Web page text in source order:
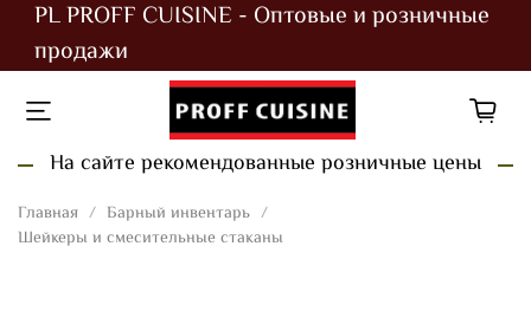
PL PROFF CUISINE - Оптовые и розничные
продажи
На сайте рекомендованные розничные цены
Главная
Барный инвентарь
Шейкеры и смесительные стаканы